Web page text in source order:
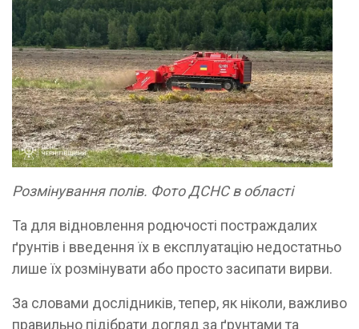
Розмінування полів. Фото ДСНС в області
Та для відновлення родючості постраждалих
ґрунтів і введення їх в експлуатацію недостатньо
лише їх розмінувати або просто засипати вирви.
За словами дослідників, тепер, як ніколи, важливо
правильно підібрати догляд за ґрунтами та